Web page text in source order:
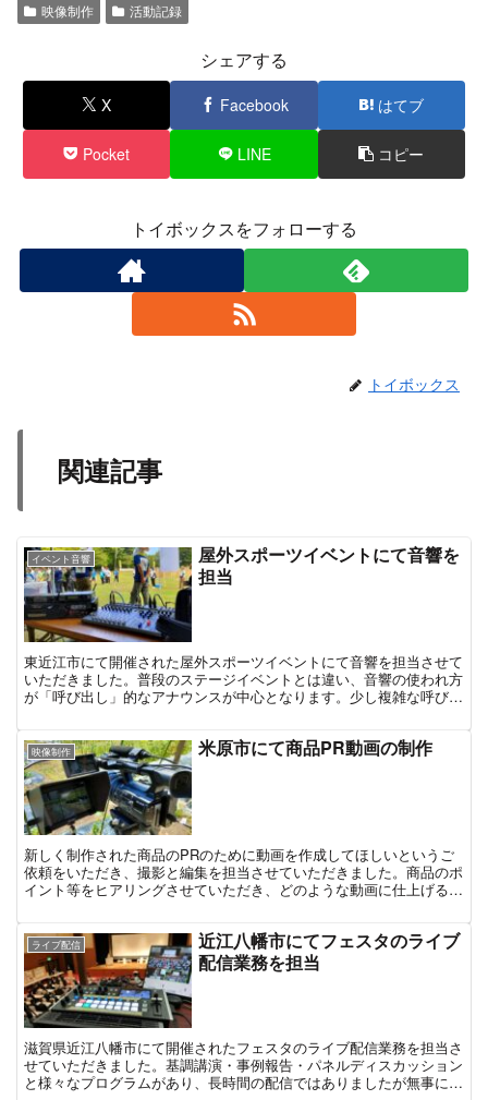
映像制作 活動記録
シェアする
X Facebook はてブ
Pocket LINE コピー
トイボックスをフォローする
トイボックス
関連記事
イベント音響
屋外スポーツイベントにて音響を
担当
東近江市にて開催された屋外スポーツイベントにて音響を担当させて
いただきました。普段のステージイベントとは違い、音響の使われ方
が「呼び出し」的なアナウンスが中心となります。少し複雑な呼び出
映像制作 米原市にて商品PR動画の制作
新しく制作された商品のPRのために動画を作成してほしいというご
依頼をいただき、撮影と編集を担当させていただきました。商品のポ
イント等をヒアリングさせていただき、どのような動画に仕上げるの
ライブ配信
近江八幡市にてフェスタのライブ
配信業務を担当
滋賀県近江八幡市にて開催されたフェスタのライブ配信業務を担当さ
せていただきました。基調講演・事例報告・パネルディスカッション
と様々なプログラムがあり、長時間の配信ではありましたが無事に放